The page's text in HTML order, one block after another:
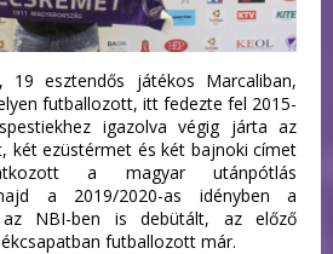
19 esztendős játékos Marcaliban,
futballozott, itt fedezte fel 2015-
igazolva végig járta az
két ezüstérmet és két bajnoki címet
a magyar utánpótlás
a 2019/2020-as idényben a
az NBI-ben is debütált, az előző
futballozott már.